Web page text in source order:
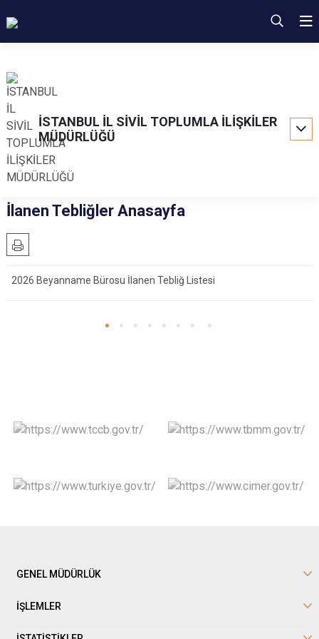
İSTANBUL İL SİVİL TOPLUMLA İLİŞKİLER
MÜDÜRLÜĞÜ
İlanen Tebliğler Anasayfa
2026 Beyanname Bürosu İlanen Tebliğ Listesi
GENEL MÜDÜRLÜK
İŞLEMLER